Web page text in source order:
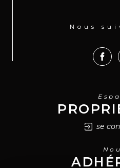
Nous
se